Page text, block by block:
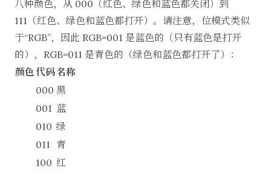
八种颜色，从 000（红色、绿色和蓝色都关闭）到
111（红色、绿色和蓝色都打开）。请注意，位模式类似
于“RGB”，因此 RGB=001 是蓝色的（只有蓝色是打开
的），RGB=011 是青色的（绿色和蓝色都打开了）：
颜色代码名称
000 黑
001 蓝
010 绿
011 青
100 红